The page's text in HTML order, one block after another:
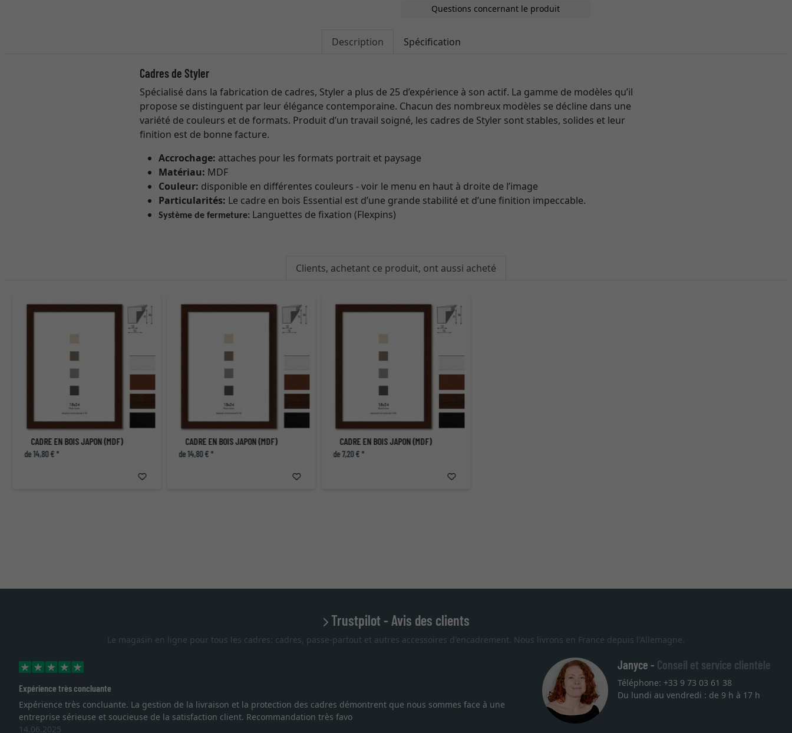
Questions concernant le produit
Description Spécification
Cadres de Styler
Spécialisé dans la fabrication de cadres, Styler a plus de 25 d’expérience à son actif. La gamme de modèles qu’il
propose se distinguent par leur élégance contemporaine. Chacun des nombreux modèles se décline dans une
variété de couleurs et de formats. Produit d’un travail soigné, les cadres de Styler sont stables, solides et leur
finition est de bonne facture.
Accrochage: attaches pour les formats portrait et paysage
Matériau: MDF
Couleur: disponible en différentes couleurs - voir le menu en haut à droite de l’image
Particularités: Le cadre en bois Essential est d’une grande stabilité et d’une finition impeccable.
Système de fermeture: Languettes de fixation (Flexpins)
Clients, achetant ce produit, ont aussi acheté
CADRE EN BOIS JAPON (MDF)
de 14,80 € *
CADRE EN BOIS JAPON (MDF)
de 14,80 € *
CADRE EN BOIS JAPON (MDF)
de 7,20 € *
Trustpilot - Avis des clients
Le magasin en ligne pour tous les cadres: cadres, passe-partout et autres accessoires d'encadrement. Nous livrons en France depuis l'Allemagne.
La gestion de la livraison et la protection des cadres démontrent que nous sommes face à une
de la satisfaction client. Recommandation très favo
Je recherchais un cadre sur mesure pour une lithographie, je suis tombée sur ce site. Le
vous. Emballage professionnel, service et livraison dans les temps. J'espère revenir pour une
Janyce - Conseil et service clientèle
Téléphone: +33 9 73 03 61 38
Du lundi au vendredi : de 9 h à 17 h